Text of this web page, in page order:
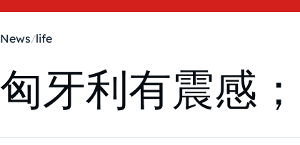
News life
匈牙利有震感